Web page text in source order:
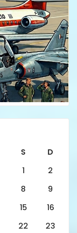
S
D
1
2
8
9
15
16
22
23